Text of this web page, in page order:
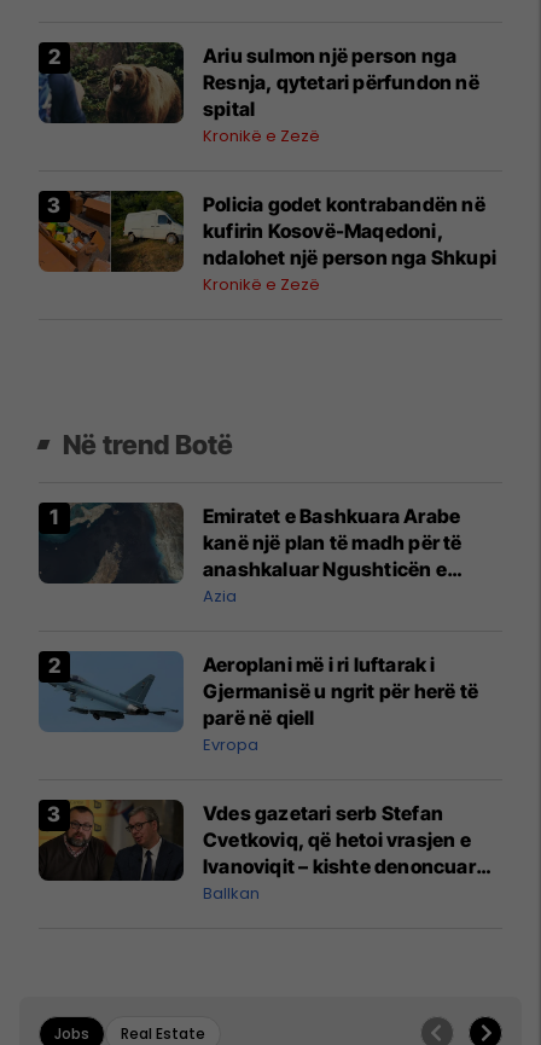
Ariu sulmon një person nga
Resnja, qytetari përfundon në
spital
Kronikë e Zezë
Policia godet kontrabandën në
kufirin Kosovë-Maqedoni,
ndalohet një person nga Shkupi
Kronikë e Zezë
Në trend Botë
Emiratet e Bashkuara Arabe
kanë një plan të madh për të
anashkaluar Ngushticën e
Hormuzit
Azia
Aeroplani më i ri luftarak i
Gjermanisë u ngrit për herë të
parë në qiell
Evropa
Vdes gazetari serb Stefan
Cvetkoviq, që hetoi vrasjen e
Ivanoviqit – kishte denoncuar
kërcënime ndaj vëllezërve
Ballkan
Jobs Real Estate